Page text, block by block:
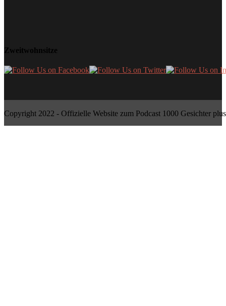
Zweitwohnsitze
Copyright 2022 - Offizielle Website zum Podcast 1000 Gesichter